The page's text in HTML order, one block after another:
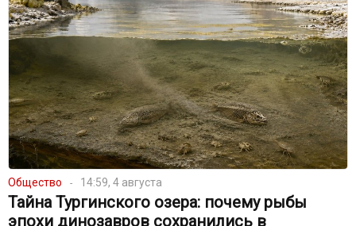
Общество 14:59, 4 августа
Тайна Тургинского озера: почему рыбы
эпохи динозавров сохранились в